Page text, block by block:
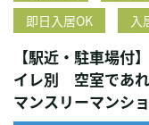
即日入居OK
入
【駅近・駐車場付
イレ別 空室であ
マンスリーマンシ